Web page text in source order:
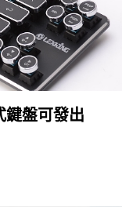
鍵盤可發出